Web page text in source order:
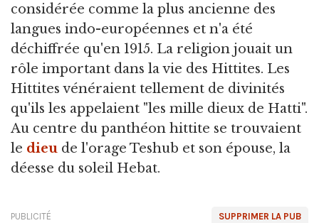
considérée comme la plus ancienne des
langues indo-européennes et n'a été
déchiffrée qu'en 1915. La religion jouait un
rôle important dans la vie des Hittites. Les
Hittites vénéraient tellement de divinités
qu'ils les appelaient "les mille dieux de Hatti".
Au centre du panthéon hittite se trouvaient
le dieu de l'orage Teshub et son épouse, la
déesse du soleil Hebat.
SUPPRIMER LA PUB
PUBLICITÉ